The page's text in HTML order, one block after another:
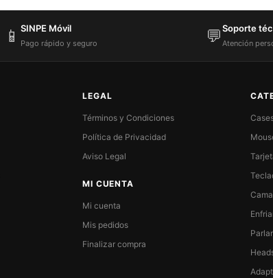
📱 SINPE Móvil
Pago rápido y seguro 💬Soporte
Atención
LEGAL
Términos y Condiciones
Política de Privacidad
Aviso Legal
MI CUENTA
Mi cuenta
Mis pedidos
Finalizar compra